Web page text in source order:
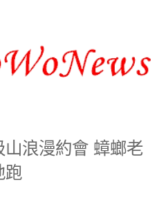
浪漫約會 蟑螂老
跑